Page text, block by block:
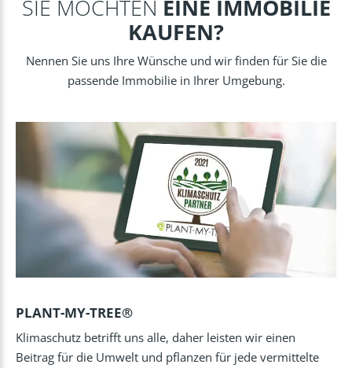
SIE MÖCHTEN EINE IMMOBILIE
KAUFEN?
Nennen Sie uns Ihre Wünsche und wir finden für Sie die
passende Immobilie in Ihrer Umgebung.
PLANT-MY-TREE®
Klimaschutz betrifft uns alle, daher leisten wir einen
Beitrag für die Umwelt und pflanzen für jede vermittelte